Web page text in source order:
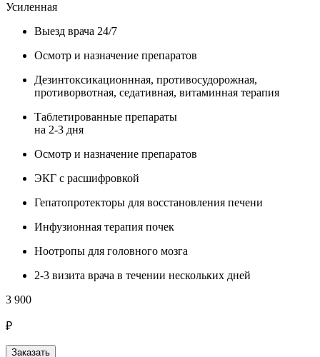
Усиленная
Выезд врача 24/7
Осмотр и назначение препаратов
Дезинтоксикационнная, противосудорожная,
противорвотная, седативная, витаминная терапия
Таблетированные препараты
на 2-3 дня
Осмотр и назначение препаратов
ЭКГ с расшифровкой
Гепатопротекторы для восстановления печени
Инфузионная терапия почек
Ноотропы для головного мозга
2-3 визита врача в течении нескольких дней
3 900
₽
Заказать